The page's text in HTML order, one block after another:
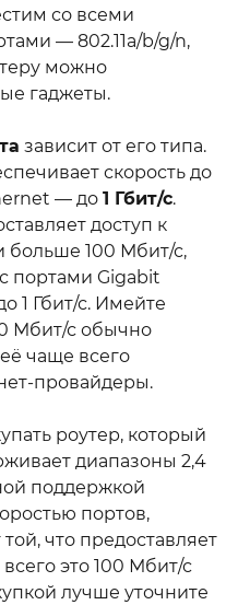
со всеми
— 802.11a/b/g/n,
можно
гаджеты.
зависит от его типа.
скорость до
— до 1 Гбит/с.
доступ к
больше 100 Мбит/с,
портами Gigabit
1 Гбит/с. Имейте
Мбит/с обычно
чаще всего
провайдеры.
роутер, который
диапазоны 2,4
поддержкой
портов,
той, что предоставляет
это 100 Мбит/с
лучше уточните